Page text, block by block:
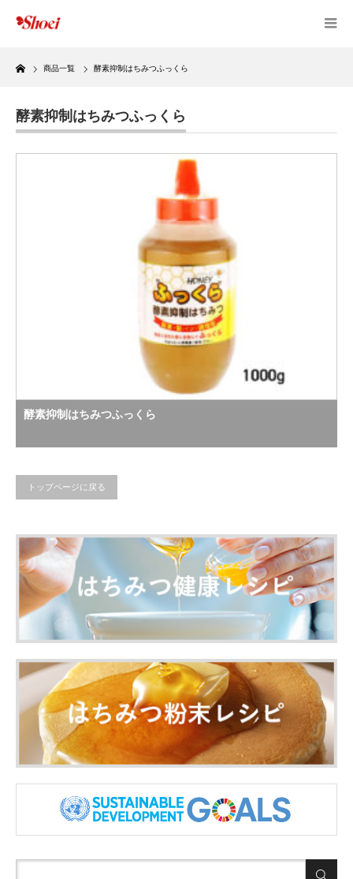
Home
商品一覧 酵素抑制はちみつふっくら
酵素抑制はちみつふっくら
酵素抑制はちみつふっくら
トップページに戻る